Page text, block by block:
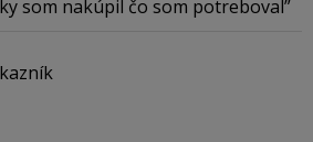
som nakúpil čo som potreboval